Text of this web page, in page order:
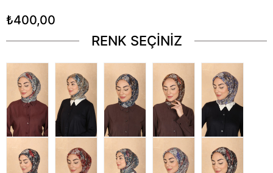
₺400,00
RENK SEÇİNİZ